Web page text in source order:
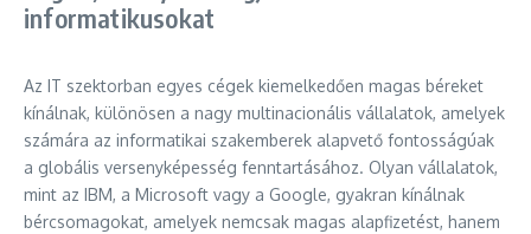
informatikusokat
Az IT szektorban egyes cégek kiemelkedően magas béreket
kínálnak, különösen a nagy multinacionális vállalatok, amelyek
számára az informatikai szakemberek alapvető fontosságúak
a globális versenyképesség fenntartásához. Olyan vállalatok,
mint az IBM, a Microsoft vagy a Google, gyakran kínálnak
bércsomagokat, amelyek nemcsak magas alapfizetést, hanem